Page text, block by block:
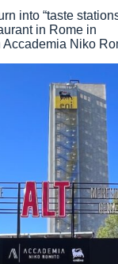
into “taste
in Rome in
Niko